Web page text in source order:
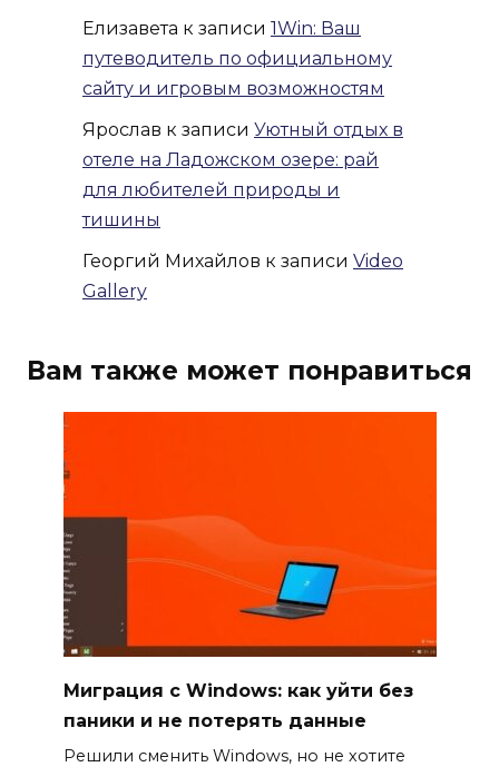
Елизавета к записи 1Win: Ваш
путеводитель по официальному
сайту и игровым возможностям
Ярослав к записи Уютный отдых в
отеле на Ладожском озере: рай
для любителей природы и
тишины
Георгий Михайлов к записи Video
Gallery
Вам также может понравиться
Миграция с Windows: как уйти без
паники и не потерять данные
Решили сменить Windows, но не хотите